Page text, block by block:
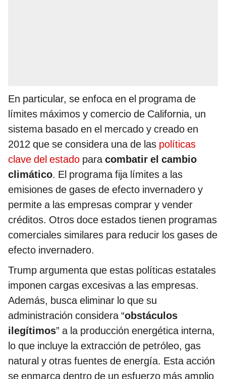
En particular, se enfoca en el programa de
límites máximos y comercio de California, un
sistema basado en el mercado y creado en
2012 que se considera una de las políticas
clave del estado paracombatir el cambio
climático. El programa fija límites a las
emisiones de gases de efecto invernadero y
permite a las empresas comprar y vender
créditos. Otros doce estados tienen programas
comerciales similares para reducir los gases de
efecto invernadero.
Trump argumenta que estas políticas estatales
imponen cargas excesivas a las empresas.
Además, busca eliminar lo que su
administración considera “obstáculos
ilegítimos” a la producción energética interna,
lo que incluye la extracción de petróleo, gas
natural y otras fuentes de energía. Esta acción
se enmarca dentro de un esfuerzo más amplio